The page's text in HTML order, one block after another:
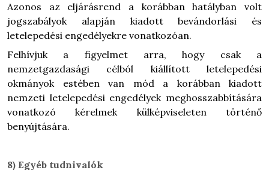
Azonos az eljárásrend a korábban hatályban volt
jogszabályok alapján kiadott bevándorlási és
letelepedési engedélyekre vonatkozóan.
Felhívjuk a figyelmet arra, hogy csak a
nemzetgazdasági célból kiállított letelepedési
okmányok estében van mód a korábban kiadott
nemzeti letelepedési engedélyek meghosszabbítására
vonatkozó kérelmek külképviseleten történő
benyújtására.
8) Egyéb tudnivalók